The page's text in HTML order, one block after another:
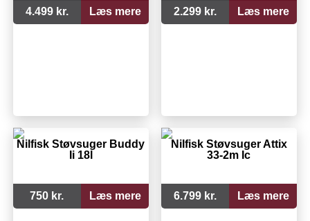
4.499 kr. Læs mere 2.299 kr. Læs mere
Nilfisk Støvsuger Buddy
Ii 18l
750 kr. Læs mere
Nilfisk Støvsuger Attix
33-2m Ic
6.799 kr. Læs mere